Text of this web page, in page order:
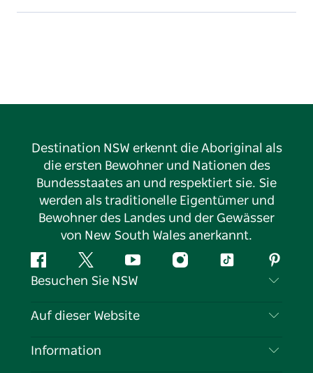
Destination NSW erkennt die Aboriginal als
die ersten Bewohner und Nationen des
Bundesstaates an und respektiert sie. Sie
werden als traditionelle Eigentümer und
Bewohner des Landes und der Gewässer
von New South Wales anerkannt.
FacebookTwitter YouTubeInstagramTikTok
Besuchen Sie NSW
Kontaktieren Sie uns
Auf dieser Website
Reiseziele
Information